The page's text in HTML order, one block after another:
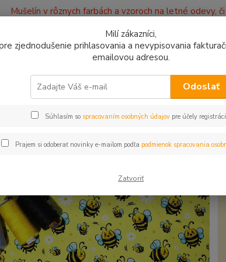
Mušelín v rôznych farbách a vzoroch na letné odevy,
Úplet a teplákovina Úplet Včielky BZZ
Včielky BZZ
Milí zákazníci,
zjednodušenie prihlasovania a nevypisovania
emailovou adresou.
Odoslať
Súhlasím so spracovaním osobných údajov pre účely
Prajem si odoberať novinky e-mailom podľa podmienok spracovania
Zatvoriť